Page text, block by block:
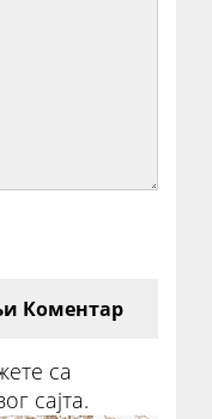
Коментар
са
сајта.